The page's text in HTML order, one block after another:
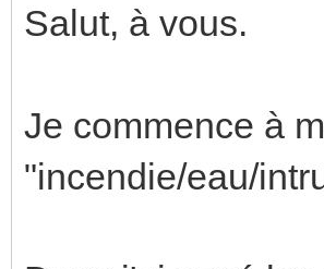
Salut, à vous.
Je commence à
"incendie/eau/